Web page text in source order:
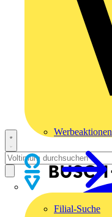
Werbeaktionen
Filial-Suche